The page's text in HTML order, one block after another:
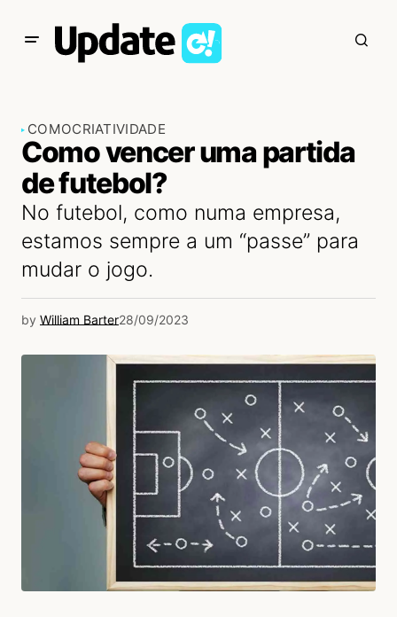
COMOCRIATIVIDADE
Como vencer uma partida
de futebol?
No futebol, como numa empresa,
estamos sempre a um “passe” para
mudar o jogo.
by William Barter28/09/2023